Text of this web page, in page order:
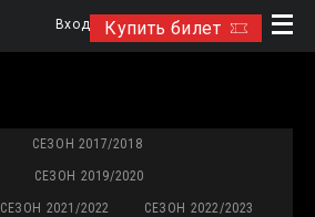
Купить билет
Вход
СЕЗОН 2017/2018
СЕЗОН 2019/2020
СЕЗОН 2021/2022 СЕЗОН 2022/2023